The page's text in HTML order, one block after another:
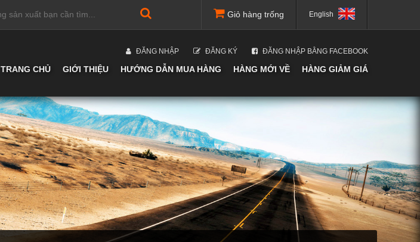
English
Giỏ hàng trống
ĐĂNG NHẬP ĐĂNG KÝ ĐĂNG NHẬP BẰNG FACEBOOK
TRANG CHỦ GIỚI THIỆU HƯỚNG DẪN MUA HÀNG HÀNG MỚI VỀ HÀNG GIẢM GIÁ